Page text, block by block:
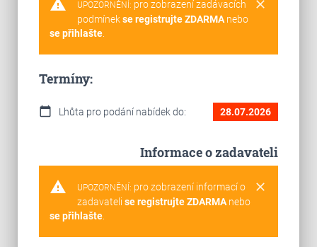
warning clear
UPOZORNĚNÍ: pro zobrazení zadávacích
podmínekse registrujte ZDARMAnebo
se přihlašte.
Termíny:
calendar_today Lhůta pro podání nabídek do: 28.07.2026
Informace o zadavateli
warning clear
UPOZORNĚNÍ: pro zobrazení informací o
zadavateli se registrujte ZDARMAnebo
se přihlašte.